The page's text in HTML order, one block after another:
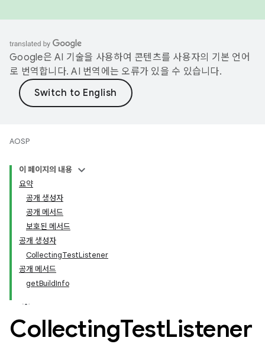
Google은 AI 기술을 사용하여 콘텐츠를 사용자의 기본 언어
로 번역합니다. AI 번역에는 오류가 있을 수 있습니다.
AOSP
이 페이지의 내용
요약
공개 생성자
공개 메서드
보호된 메서드
공개 생성자
CollectingTestListener
공개 메서드
getBuildInfo
CollectingTestListener